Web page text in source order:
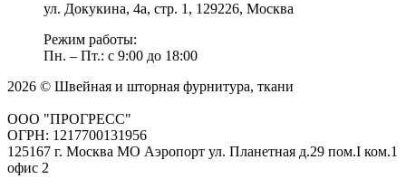
ул. Докукина, 4а, стр. 1, 129226, Москва
Режим работы:
Пн. – Пт.: с 9:00 до 18:00
2026 © Швейная и шторная фурнитура, ткани
ООО "ПРОГРЕСС"
ОГРН: 1217700131956
125167 г. Москва МО Аэропорт ул. Планетная д.29 пом.I ком.1
офис 2